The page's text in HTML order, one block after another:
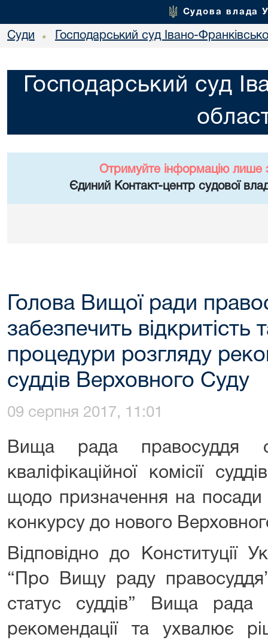
Судова влада
Суди • Господарський суд Івано-
Господарський суд
Отримуйте інформацію лише
Єдиний Контакт-центр судової
Голова Вищої ради
забезпечить відкритість
процедури розгляду
суддів Верховного Суду
09 серпня 2017, 11:01
Вища рада правосуддя
кваліфікаційної комісії
щодо призначення на посади
конкурсу до нового
Відповідно до Конституції
“Про Вищу раду
статус суддів” Вища рада
рекомендації та ухвалює